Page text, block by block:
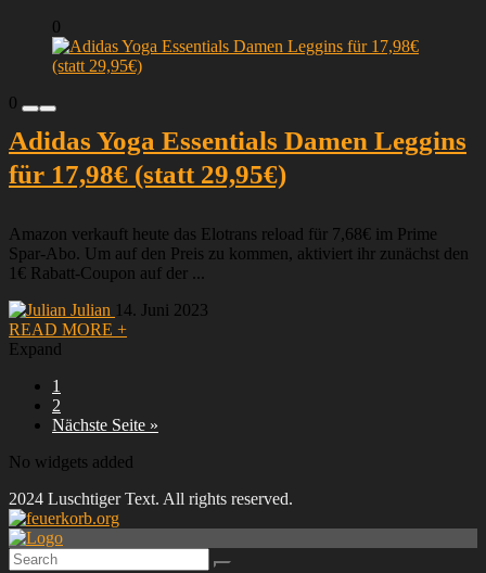
0
0
Adidas Yoga Essentials Damen Leggins
für 17,98€ (statt 29,95€)
Amazon verkauft heute das Elotrans reload für 7,68€ im Prime
Spar-Abo. Um auf den Preis zu kommen, aktiviert ihr zunächst den
1€ Rabatt-Coupon auf der ...
Julian 14. Juni 2023
READ MORE +
Expand
1
2
Nächste Seite »
No widgets added
2024 Luschtiger Text. All rights reserved.